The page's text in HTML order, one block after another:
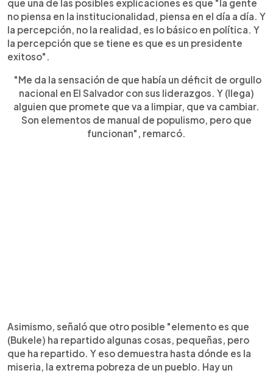
que una de las posibles explicaciones es que "la gente
no piensa en la institucionalidad, piensa en el día a día. Y
la percepción, no la realidad, es lo básico en política. Y
la percepción que se tiene es que es un presidente
exitoso".
"Me da la sensación de que había un déficit de orgullo
nacional en El Salvador con sus liderazgos. Y (llega)
alguien que promete que va a limpiar, que va cambiar.
Son elementos de manual de populismo, pero que
funcionan", remarcó.
Asimismo, señaló que otro posible "elemento es que
(Bukele) ha repartido algunas cosas, pequeñas, pero
que ha repartido. Y eso demuestra hasta dónde es la
miseria, la extrema pobreza de un pueblo. Hay un